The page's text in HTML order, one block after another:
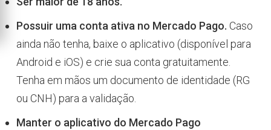
Possuir uma conta ativa no Mercado Pago. Caso
ainda não tenha, baixe o aplicativo (disponível para
Android e iOS) e crie sua conta gratuitamente.
Tenha em mãos um documento de identidade (RG
ou CNH) para a validação.
Manter o aplicativo do Mercado Pago